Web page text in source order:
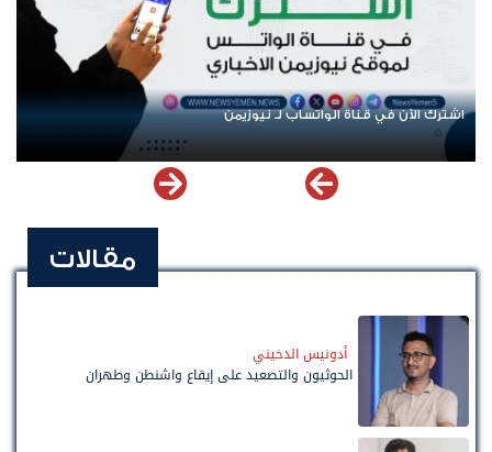
اشترك الآن في قناة الواتساب لـ نيوزيمن
مقالات
أدونيس الدخيني
الحوثيون والتصعيد على إيقاع واشنطن وطهران